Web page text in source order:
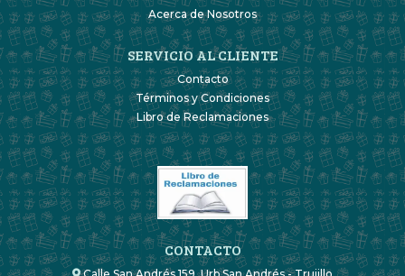
Acerca de Nosotros
SERVICIO AL CLIENTE
Contacto
Términos y Condiciones
Libro de Reclamaciones
CONTACTO